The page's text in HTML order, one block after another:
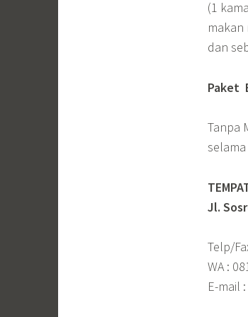
(1
dan
Paket
Tanpa
Jl.
Telp/
WA :
E-mail